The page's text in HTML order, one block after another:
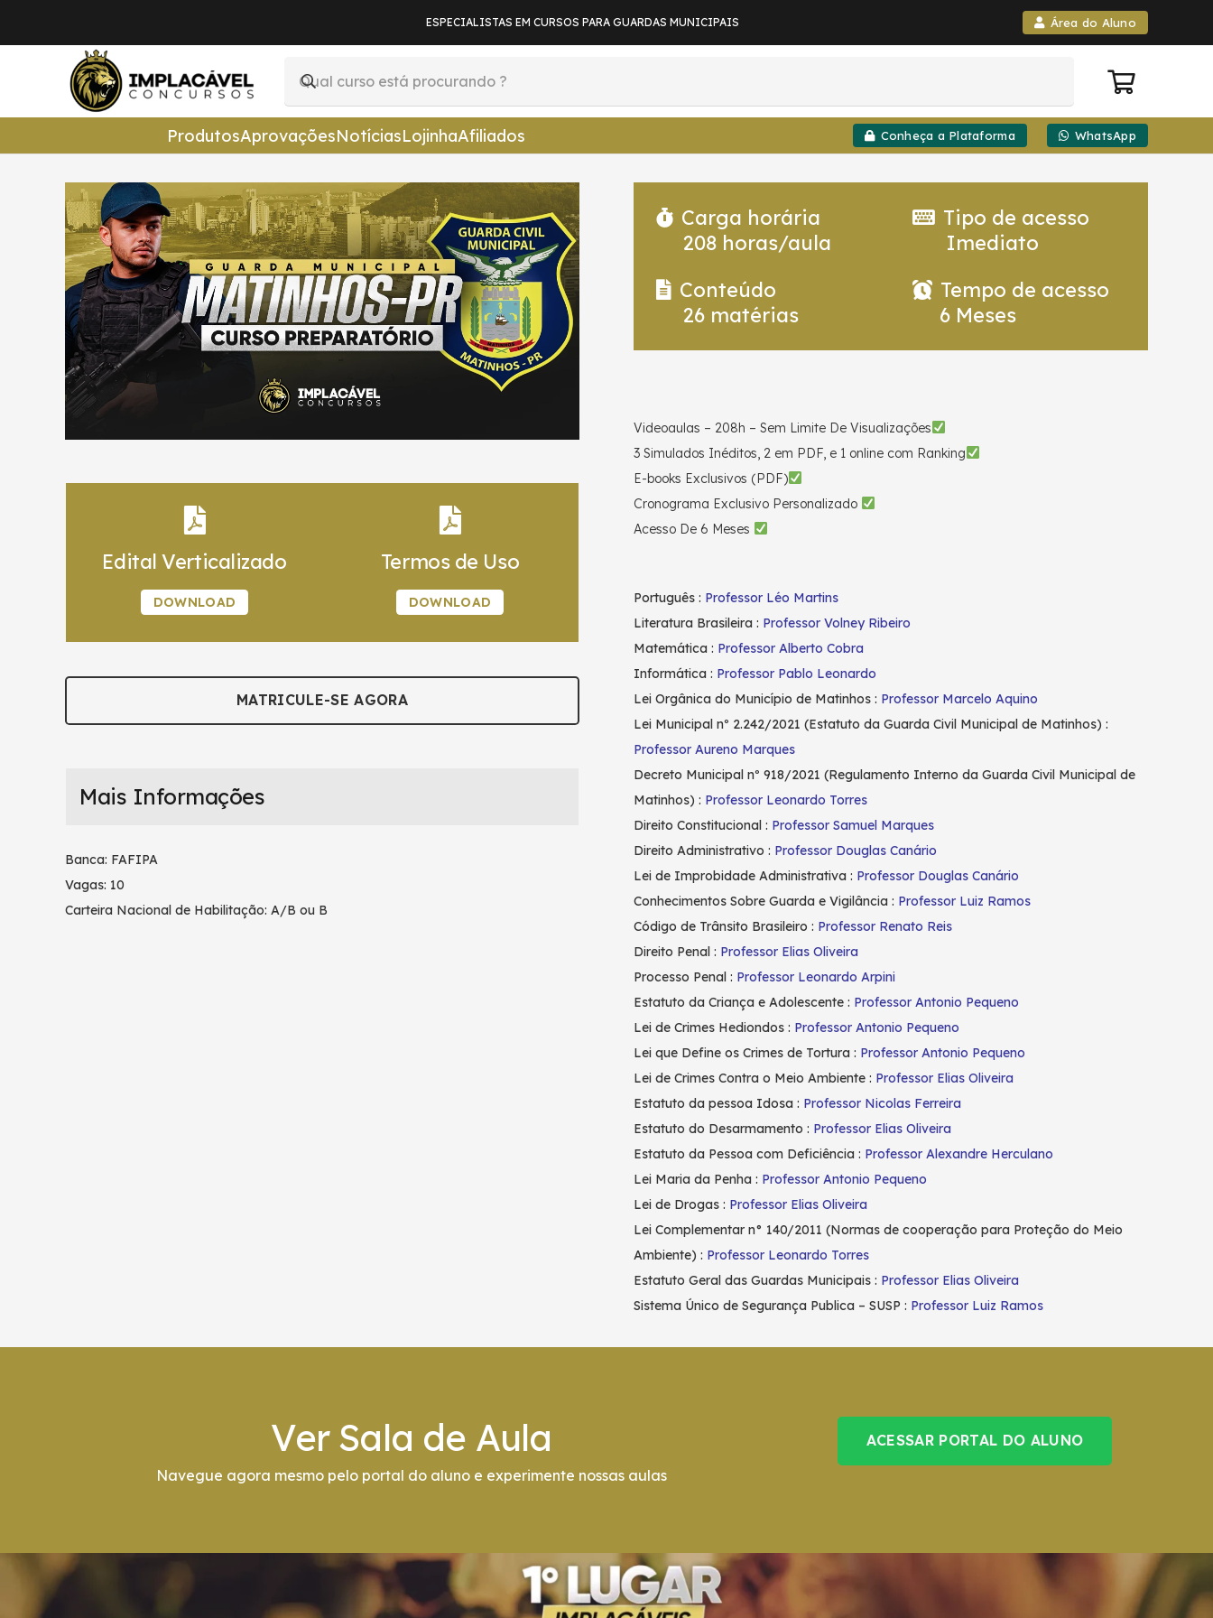
ESPECIALISTAS EM CURSOS PARA GUARDAS MUNICIPAIS Área do Aluno
ProdutosAprovaçõesNotíciasLojinhaAfiliados Conheça a Plataforma WhatsApp
Edital Verticalizado
DOWNLOAD
Termos de Uso
DOWNLOAD
MATRICULE-SE AGORA
Mais Informações
Banca: FAFIPA
Vagas: 10
Carteira Nacional de Habilitação: A/B ou B
Carga horária
208 horas/aula
Conteúdo
26 matérias
Tipo de acesso
Imediato
Tempo de acesso
6 Meses
Videoaulas – 208h – Sem Limite De Visualizações
3 Simulados Inéditos, 2 em PDF, e 1 online com Ranking
E-books Exclusivos (PDF)
Cronograma Exclusivo Personalizado
Acesso De 6 Meses
Português : Professor Léo Martins
Literatura Brasileira : Professor Volney Ribeiro
Matemática : Professor Alberto Cobra
Informática : Professor Pablo Leonardo
Lei Orgânica do Município de Matinhos : Professor Marcelo Aquino
Lei Municipal nº 2.242/2021 (Estatuto da Guarda Civil Municipal de Matinhos) :
Professor Aureno Marques
Decreto Municipal nº 918/2021 (Regulamento Interno da Guarda Civil Municipal de
Matinhos) : Professor Leonardo Torres
Direito Constitucional : Professor Samuel Marques
Direito Administrativo : Professor Douglas Canário
Lei de Improbidade Administrativa : Professor Douglas Canário
Conhecimentos Sobre Guarda e Vigilância : Professor Luiz Ramos
Código de Trânsito Brasileiro : Professor Renato Reis
Direito Penal : Professor Elias Oliveira
Processo Penal : Professor Leonardo Arpini
Estatuto da Criança e Adolescente : Professor Antonio Pequeno
Lei de Crimes Hediondos : Professor Antonio Pequeno
Lei que Define os Crimes de Tortura : Professor Antonio Pequeno
Lei de Crimes Contra o Meio Ambiente : Professor Elias Oliveira
Estatuto da pessoa Idosa : Professor Nicolas Ferreira
Estatuto do Desarmamento : Professor Elias Oliveira
Estatuto da Pessoa com Deficiência : Professor Alexandre Herculano
Lei Maria da Penha : Professor Antonio Pequeno
Lei de Drogas : Professor Elias Oliveira
Lei Complementar n° 140/2011 (Normas de cooperação para Proteção do Meio
Ambiente) : Professor Leonardo Torres
Estatuto Geral das Guardas Municipais : Professor Elias Oliveira
Sistema Único de Segurança Publica – SUSP : Professor Luiz Ramos
Ver Sala de Aula
Navegue agora mesmo pelo portal do aluno e experimente nossas aulas
ACESSAR PORTAL DO ALUNO